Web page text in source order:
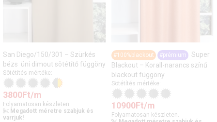
San Diego/150/301 – Szürkés
bézs üni dimout sötétítő függöny
Sötétítés mértéke:
3800Ft/m
Folyamatosan készleten.
Megadott méretre szabjuk és
varrjuk!
#100%blackout #prémium
Super
Blackout – Korall-narancs színű
blackout függöny
Sötétítés mértéke:
10900Ft/m
Folyamatosan készleten.